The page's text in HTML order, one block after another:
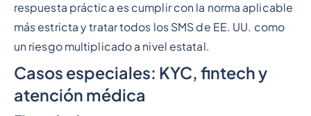
respuesta práctica es cumplir con la norma aplicable
más estricta y tratar todos los SMS de EE. UU. como
un riesgo multiplicado a nivel estatal.
Casos especiales: KYC, fintech y
atención médica